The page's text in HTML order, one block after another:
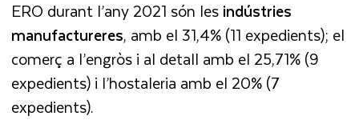
ERO durant l’any 2021 són lesindústries
manufactureres, amb el 31,4% (11 expedients); el
comerç a l’engròs i al detall amb el 25,71% (9
expedients) i l’hostaleria amb el 20% (7
expedients).